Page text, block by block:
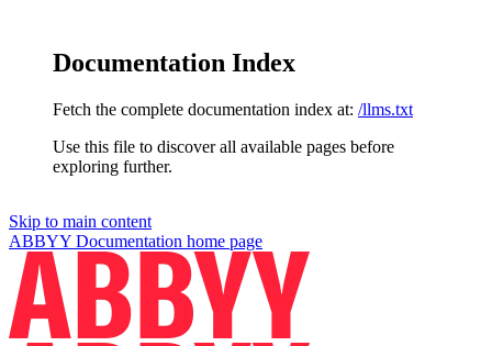
Documentation Index
Fetch the complete documentation index at: /llms.txt
Use this file to discover all available pages before
exploring further.
Skip to main content
ABBYY Documentation home page